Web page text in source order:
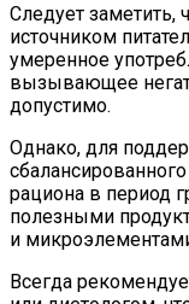
Следует заметить,
источником
умеренное
вызывающее
допустимо.
Однако, для
рациона в период
полезными
и
Всегда